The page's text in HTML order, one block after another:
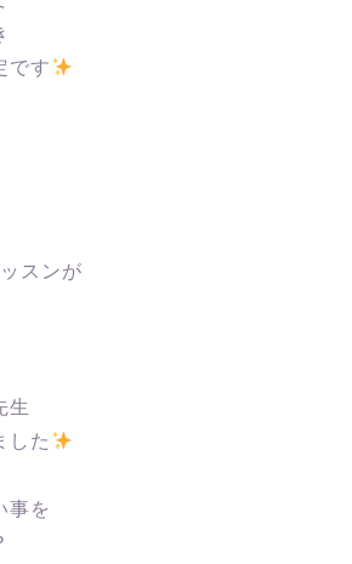
です
スンが
生
した
事を